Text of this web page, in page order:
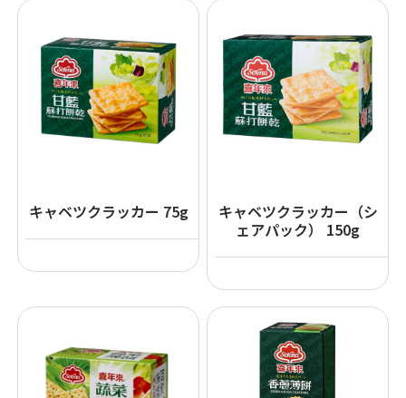
キャベツクラッカー 75g
キャベツクラッカー（シ
ェアパック） 150g